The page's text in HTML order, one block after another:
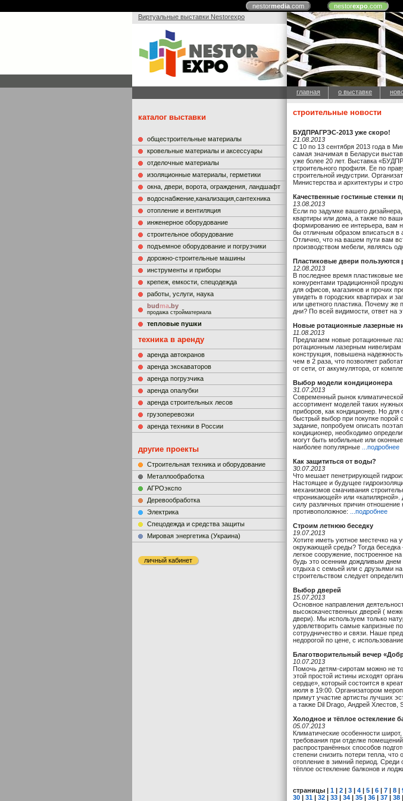
nestormedia.com nestorexpo.com
Виртуальные выставки Nestorexpo
главная о выставке
каталог выставки
общестроительные материалы
кровельные материалы и аксессуары
отделочные материалы
изоляционные материалы, герметики
окна, двери, ворота, ограждения, ландшафт
водоснабжение,канализация,сантехника
отопление и вентиляция
инженерное оборудование
строительное оборудование
подъемное оборудование и погрузчики
дорожно-строительные машины
инструменты и приборы
крепеж, емкости, спецодежда
работы, услуги, наука
budma.by
продажа стройматериала
тепловые пушки
техника в аренду
аренда автокранов
аренда экскаваторов
аренда погрузчика
аренда опалубки
аренда строительных лесов
грузоперевозки
аренда техники в России
другие проекты
Строительная техника и оборудование
Металлообработка
АГРОэкспо
Деревообработка
Электрика
Cпецодежда и средства защиты
Мировая энергетика (Украина)
личный кабинет
строительные новости
БУДПРАГРЭС-2013 уже скоро!
21.08.2013
С 10 по 13 сентября 2013 года в
самая значимая в Беларуси
уже более 20 лет. Выставка
строительного профиля. Ее по
строительной индустрии.
Министерства и архитектуры и
Качественные гостиные стенки
13.08.2013
Если по задумке вашего
квартиры или дома, а также по
формированию ее интерьера, вам
бы отличным образом вписаться в
Отлично, что на вашем пути вам
производством мебели, являясь
Пластиковые двери пользуются
12.08.2013
В последнее время пластиковые
конкурентами традиционной
для офисов, магазинов и прочих
увидеть в городских квартирах и
или цветного пластика. Почему
дни? По всей видимости, ответ на
Новые ротационные лазерные
11.08.2013
Предлагаем новые ротационные
ротационным лазерным нивелирам
конструкция, повышена
чем в 2 раза, что позволяет
от сети, от аккумулятора, от
Выбор модели кондиционера
31.07.2013
Современный рынок
ассортимент моделей таких
приборов, как кондиционер. Но для
быстрый выбор при покупке порой
задание, попробуем описать
кондиционер, необходимо
могут быть мобильные или
наиболее популярные
...подробнее
Как защититься от воды?
30.07.2013
Что мешает пенетрирующей
Настоящее и будущее
механизмов смачивания
«проникающей» или
силу различных причин отношение
противоположное:
...подробнее
Строим летнюю беседку
19.07.2013
Хотите иметь уютное местечко на
окружающей среды? Тогда беседка
легкое сооружение, построенное
будь это осенним дождливым
отдыха с семьей или с друзьями
строительством следует
Выбор дверей
15.07.2013
Основное направления
высококачественных дверей (
двери). Мы используем только
удовлетворить самые капризные
сотрудничество и связи. Наше
недорогой по цене, с
Благотворительный вечер
10.07.2013
Помочь детям-сиротам можно не
этой простой истины исходят
сердце», который состоится в
июля в 19:00. Организатором
примут участие артисты лучших
а также Dil Drago, Андрей Хлестов,
Холодное и тёплое остекление
05.07.2013
Климатические особенности
требования при отделке
распространённых способов
степени снизить потери тепла,
отопление в зимний период. Среди
тёплое остекление балконов и
страницы | 1 | 2 | 3 | 4 | 5 | 6 | 7 | 8 |
30 | 31 | 32 | 33 | 34 | 35 | 36 | 37 | 38 |